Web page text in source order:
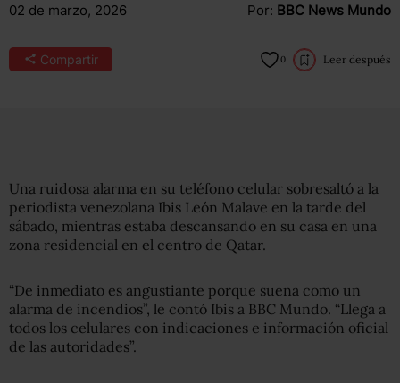
02 de marzo, 2026 Por: BBC News Mundo
Compartir 0 Leer después
Una ruidosa alarma en su teléfono celular sobresaltó a la
periodista venezolana Ibis León Malave en la tarde del
sábado, mientras estaba descansando en su casa en una
zona residencial en el centro de Qatar.
“De inmediato es angustiante porque suena como un
alarma de incendios”, le contó Ibis a BBC Mundo. “Llega a
todos los celulares con indicaciones e información oficial
de las autoridades”.